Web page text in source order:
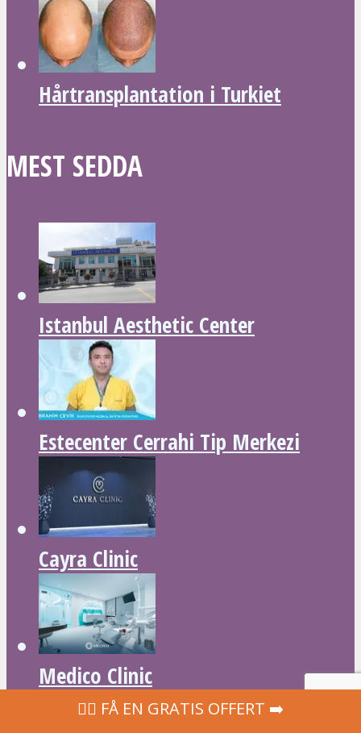
Hårtransplantation i Turkiet
MEST SEDDA
Istanbul Aesthetic Center
Estecenter Cerrahi Tip Merkezi
Cayra Clinic
Medico Clinic
‍👩‍⚕ FÅ EN GRATIS OFFERT ➡️